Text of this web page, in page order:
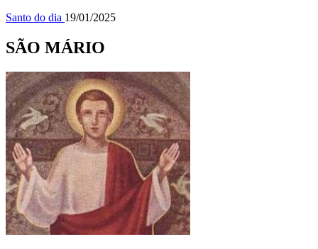
Santo do dia 19/01/2025
SÃO MÁRIO